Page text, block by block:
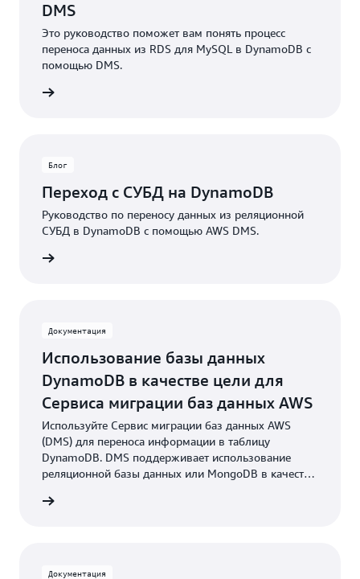
DMS
Это руководство поможет вам понять процесс
переноса данных из RDS для MySQL в DynamoDB с
помощью DMS.
Блог
Переход с СУБД на DynamoDB
Руководство по переносу данных из реляционной
СУБД в DynamoDB с помощью AWS DMS.
Документация
Использование базы данных
DynamoDB в качестве цели для
Сервиса миграции баз данных AWS
Используйте Сервис миграции баз данных AWS
(DMS) для переноса информации в таблицу
DynamoDB. DMS поддерживает использование
реляционной базы данных или MongoDB в качестве
Документация